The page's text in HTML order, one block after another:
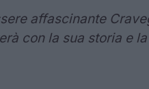
affascinante
con la sua storia e